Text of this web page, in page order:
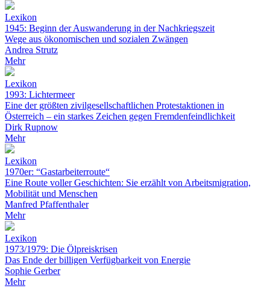
Lexikon
1945: Beginn der Auswanderung in der Nachkriegszeit
Wege aus ökonomischen und sozialen Zwängen
Andrea Strutz
Mehr
Lexikon
1993: Lichtermeer
Eine der größten zivilgesellschaftlichen Protestaktionen in
Österreich – ein starkes Zeichen gegen Fremdenfeindlichkeit
Dirk Rupnow
Mehr
Lexikon
1970er: “Gastarbeiterroute“
Eine Route voller Geschichten: Sie erzählt von Arbeitsmigration,
Mobilität und Menschen
Manfred Pfaffenthaler
Mehr
Lexikon
1973/1979: Die Ölpreiskrisen
Das Ende der billigen Verfügbarkeit von Energie
Sophie Gerber
Mehr